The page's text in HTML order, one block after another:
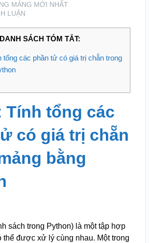
MẢNG MỚI NHẤT
LUẬN
DANH SÁCH TÓM TẮT:
tổng các phần tử có giá trị chẵn trong
Tính tổng các
có giá trị chẵn
bằng
sách trong Python) là một tập hợp
thể được xử lý cùng nhau. Một trong